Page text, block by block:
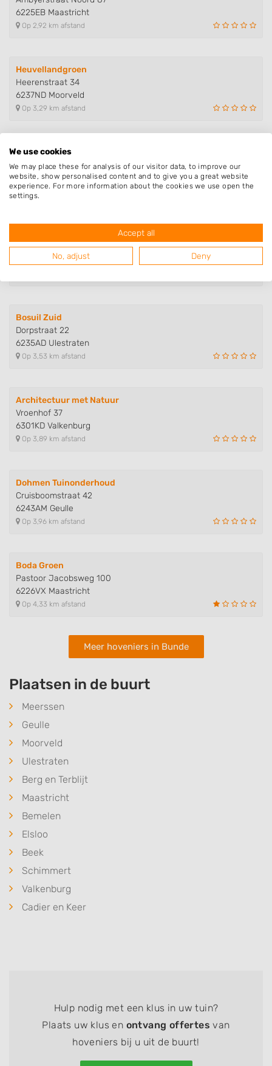
6225EB Maastricht
Op 2,92 km afstand
Heuvellandgroen
Heerenstraat 34
6237ND Moorveld
Op 3,29 km afstand
Rosatuinen
Henri Dunantstraat 22
6235AN Ulestraten
Op 3,43 km afstand
Judeaweg 49
6222BT Maastricht
Bosuil Zuid
Dorpstraat 22
6235AD Ulestraten
Op 3,53 km afstand
Architectuur met Natuur
Vroenhof 37
6301KD Valkenburg
Op 3,89 km afstand
Dohmen Tuinonderhoud
Cruisboomstraat 42
6243AM Geulle
Op 3,96 km afstand
Boda Groen
Pastoor Jacobsweg 100
6226VX Maastricht
Op 4,33 km afstand
Meer hoveniers in Bunde
Plaatsen in de buurt
Meerssen
Geulle
Moorveld
Ulestraten
Berg en Terblijt
Maastricht
Bemelen
Elsloo
Beek
Schimmert
Valkenburg
Cadier en Keer
Hulp nodig met een klus in uw tuin?
Plaats uw klus en ontvang offertes van
hoveniers bij u uit de buurt!
We use cookies
We may place these for analysis of our visitor data, to improve our
website, show personalised content and to give you a great website
experience. For more information about the cookies we use open the
settings.
Accept all
No, adjust Deny